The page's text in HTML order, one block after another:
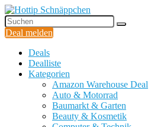
Deal melden
Deals
Dealliste
Kategorien
Amazon Warehouse Deal
Auto & Motorrad
Baumarkt & Garten
Beauty & Kosmetik